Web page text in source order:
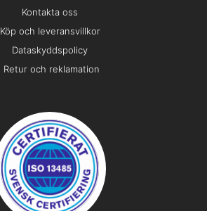
Kontakta oss
Köp och leveransvillkor
Dataskyddspolicy
Retur och reklamation